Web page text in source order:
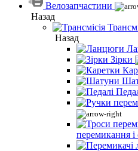
Велозапчастини
Назад
Назад
Зірки
перемикання і